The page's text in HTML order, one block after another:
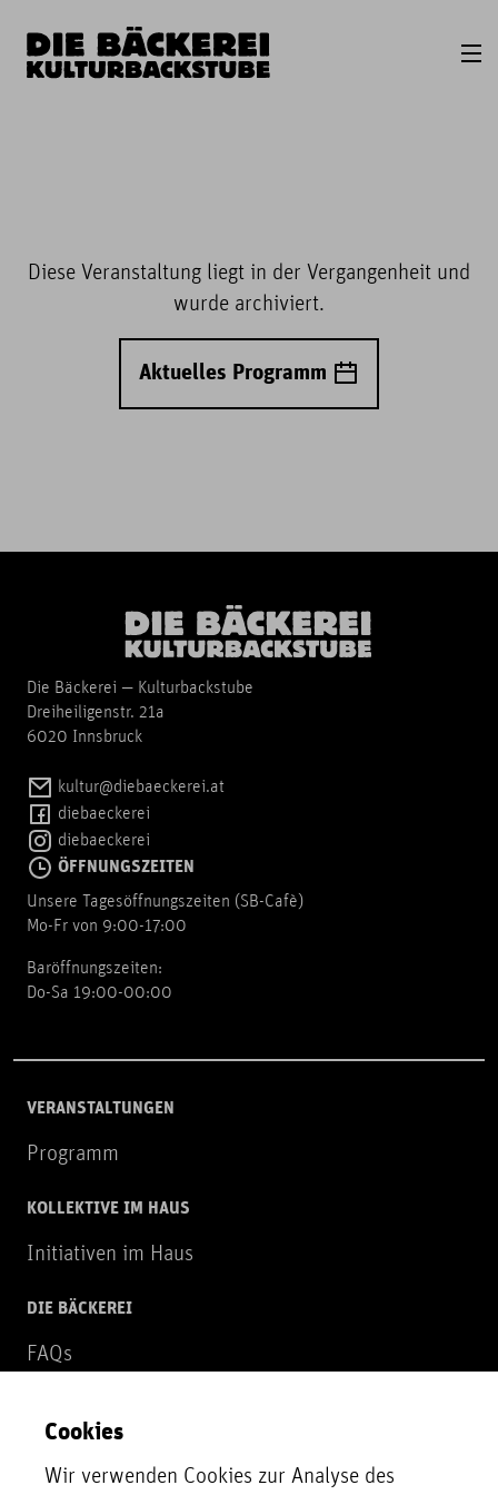
Diese Veranstaltung liegt in der Vergangenheit und
wurde archiviert.
Aktuelles Programm
Die Bäckerei — Kulturbackstube
Dreiheiligenstr. 21a
6020 Innsbruck
kultur@diebaeckerei.at
diebaeckerei
diebaeckerei
ÖFFNUNGSZEITEN
Unsere Tagesöffnungszeiten (SB-Cafè)
Mo-Fr von 9:00-17:00
Baröffnungszeiten:
Do-Sa 19:00-00:00
VERANSTALTUNGEN
Programm
KOLLEKTIVE IM HAUS
Initiativen im Haus
DIE BÄCKEREI
FAQs
NEWSLETTER
Zur Newsletter Anmeldung
Cookies
Wir verwenden Cookies zur Analyse des